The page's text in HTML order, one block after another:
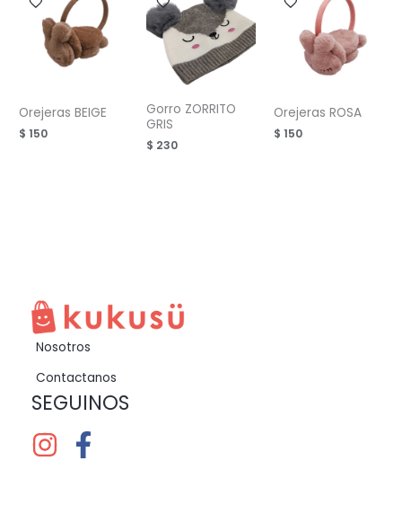
Orejeras BEIGE
$ 150
Gorro ZORRITO
GRIS
$ 230
Orejeras ROSA
$ 150
Nosotros
Contactanos
SEGUINOS